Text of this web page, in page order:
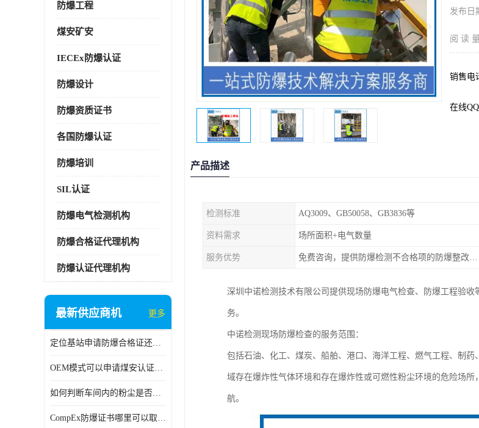
防爆工程
煤安矿安
IECEx防爆认证
防爆设计
防爆资质证书
各国防爆认证
防爆培训
SIL认证
防爆电气检测机构
防爆合格证代理机构
防爆认证代理机构
最新供应商机 更多
定位基站申请防爆合格证还是防爆3C认证呢？
OEM模式可以申请煤安认证吗？
如何判断车间内的粉尘是否为爆炸性粉尘？
CompEx防爆证书哪里可以取得？
发布日
阅 读 量
销售电
在线QQ
产品描述
检测标准 AQ3009、GB50058、GB3836等
资料需求 场所面积+电气数量
服务优势 免费咨询，提供防爆检测不合格项的防爆整改和施工
深圳中诺检测技术有限公司提供现场防爆电气检查、防爆工程验
务。
中诺检测现场防爆检查的服务范围：
包括石油、化工、煤炭、船舶、港口、海洋工程、燃气工程、制
域存在爆炸性气体环境和存在爆炸性或可燃性粉尘环境的危险场
航。